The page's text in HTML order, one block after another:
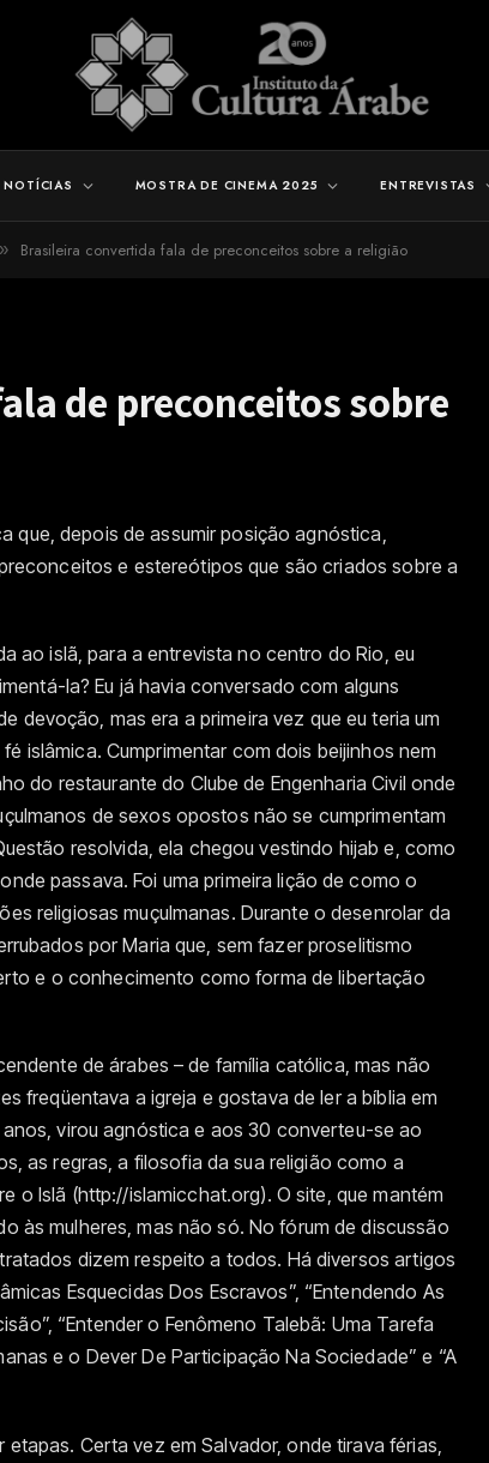
NOTÍCIAS MOSTRA DE CINEMA 2025 ENTREVISTAS
» Brasileira convertida fala de preconceitos sobre a religião
de preconceitos sobre
que, depois de assumir posição agnóstica,
e estereótipos que são criados sobre a
ao islã, para a entrevista no centro do Rio, eu
la? Eu já havia conversado com alguns
devoção, mas era a primeira vez que eu teria um
islâmica. Cumprimentar com dois beijinhos nem
do restaurante do Clube de Engenharia Civil onde
de sexos opostos não se cumprimentam
resolvida, ela chegou vestindo hijab e, como
passava. Foi uma primeira lição de como o
religiosas muçulmanas. Durante o desenrolar da
por Maria que, sem fazer proselitismo
e o conhecimento como forma de libertação
de árabes – de família católica, mas não
freqüentava a igreja e gostava de ler a bíblia em
virou agnóstica e aos 30 converteu-se ao
as regras, a filosofia da sua religião como a
o Islã (http://islamicchat.org). O site, que mantém
às mulheres, mas não só. No fórum de discussão
dizem respeito a todos. Há diversos artigos
Esquecidas Dos Escravos”, “Entendendo As
“Entender o Fenômeno Talebã: Uma Tarefa
e o Dever De Participação Na Sociedade” e “A
Certa vez em Salvador, onde tirava férias,